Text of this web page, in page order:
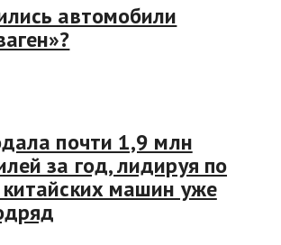
автомобили
почти 1,9 млн
за год, лидируя по
китайских машин уже